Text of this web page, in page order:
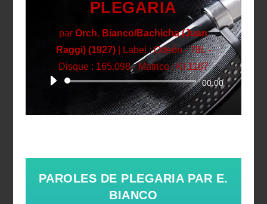
PLEGARIA
parOrch. Bianco/Bachicha (Juan
Raggi) (1927)|
Label : Odeón - 78t. -
Disque : 165.098 - Matrice : KI 1187
Lecteur
audio
00:00
PAROLES DE PLEGARIA PAR E.
BIANCO